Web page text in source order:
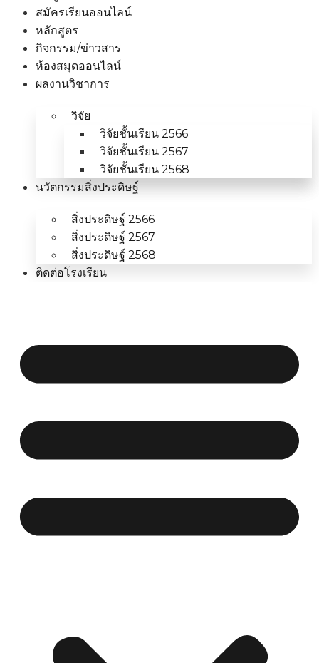
สมัครเรียนออนไลน์
หลักสูตร
กิจกรรม/ข่าวสาร
ห้องสมุดออนไลน์
ผลงานวิชาการ
วิจัย
วิจัยชั้นเรียน 2566
วิจัยชั้นเรียน 2567
วิจัยชั้นเรียน 2568
นวัตกรรมสิ่งประดิษฐ์
สิ่งประดิษฐ์ 2566
สิ่งประดิษฐ์ 2567
สิ่งประดิษฐ์ 2568
ติดต่อโรงเรียน